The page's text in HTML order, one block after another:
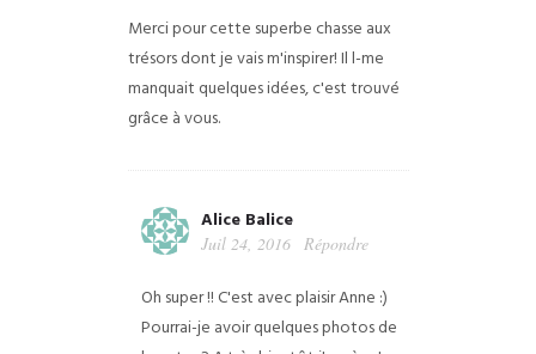
Merci pour cette superbe chasse aux
trésors dont je vais m'inspirer! Il l-me
manquait quelques idées, c'est trouvé
grâce à vous.
Alice Balice
Juil 24, 2016 Répondre
Oh super !! C'est avec plaisir Anne :)
Pourrai-je avoir quelques photos de